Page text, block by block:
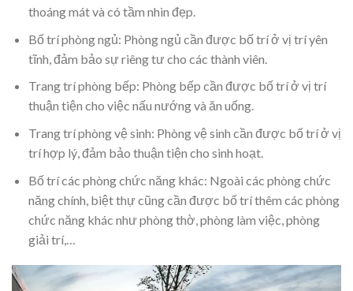
thoáng mát và có tầm nhìn đẹp.
Bố trí phòng ngủ: Phòng ngủ cần được bố trí ở vị trí yên
tĩnh, đảm bảo sự riêng tư cho các thành viên.
Trang trí phòng bếp: Phòng bếp cần được bố trí ở vị trí
thuận tiện cho việc nấu nướng và ăn uống.
Trang trí phòng vệ sinh: Phòng vệ sinh cần được bố trí ở vị
trí hợp lý, đảm bảo thuận tiện cho sinh hoạt.
Bố trí các phòng chức năng khác: Ngoài các phòng chức
năng chính, biệt thự cũng cần được bố trí thêm các phòng
chức năng khác như phòng thờ, phòng làm việc, phòng
giải trí,…